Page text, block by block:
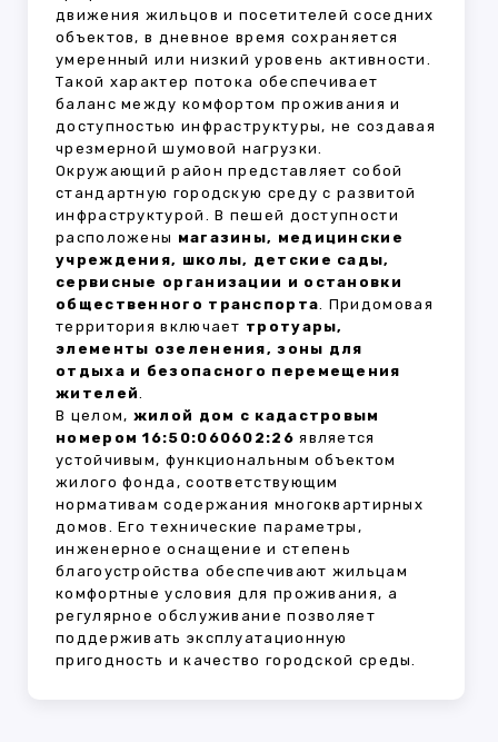
движения жильцов и посетителей соседних
объектов, в дневное время сохраняется
умеренный или низкий уровень активности.
Такой характер потока обеспечивает
баланс между комфортом проживания и
доступностью инфраструктуры, не создавая
чрезмерной шумовой нагрузки.
Окружающий район представляет собой
стандартную городскую среду с развитой
инфраструктурой. В пешей доступности
расположены магазины, медицинские
учреждения, школы, детские сады,
сервисные организации и остановки
общественного транспорта. Придомовая
территория включает тротуары,
элементы озеленения, зоны для
отдыха и безопасного перемещения
жителей.
В целом, жилой дом с кадастровым
номером 16:50:060602:26 является
устойчивым, функциональным объектом
жилого фонда, соответствующим
нормативам содержания многоквартирных
домов. Его технические параметры,
инженерное оснащение и степень
благоустройства обеспечивают жильцам
комфортные условия для проживания, а
регулярное обслуживание позволяет
поддерживать эксплуатационную
пригодность и качество городской среды.